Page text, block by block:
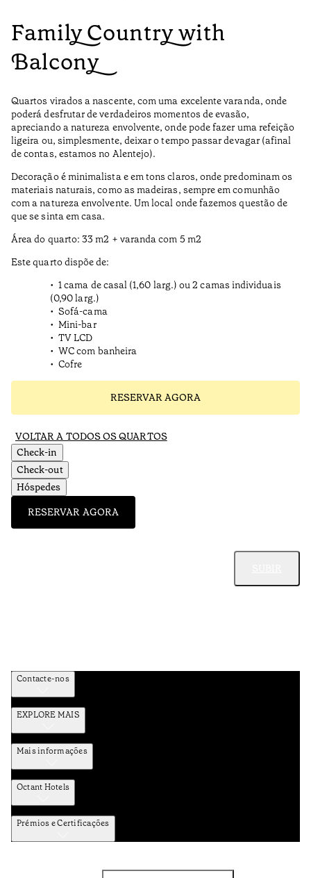
Family Country with
Balcony
Quartos virados a nascente, com uma excelente varanda, onde
poderá desfrutar de verdadeiros momentos de evasão,
apreciando a natureza envolvente, onde pode fazer uma refeição
ligeira ou, simplesmente, deixar o tempo passar devagar (afinal
de contas, estamos no Alentejo).
Decoração é minimalista e em tons claros, onde predominam os
materiais naturais, como as madeiras, sempre em comunhão
com a natureza envolvente. Um local onde fazemos questão de
que se sinta em casa.
Área do quarto: 33 m2 + varanda com 5 m2
Este quarto dispõe de:
1 cama de casal (1,60 larg.) ou 2 camas individuais
(0,90 larg.)
Sofá-cama
Mini-bar
TV LCD
WC com banheira
Cofre
RESERVAR AGORA
VOLTAR A TODOS OS QUARTOS
Check-in
Check-out
Hóspedes
RESERVAR AGORA
Contacte-nos
EXPLORE MAIS
Mais informações
Octant Hotels
Prémios e Certificações